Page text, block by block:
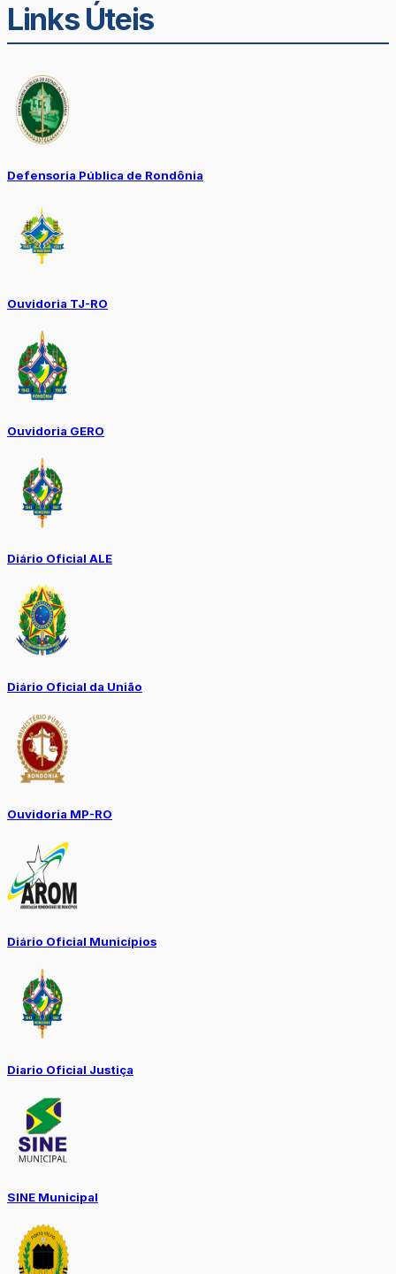
Links Úteis
Defensoria Pública de Rondônia
Ouvidoria TJ-RO
Ouvidoria GERO
Diário Oficial ALE
Diário Oficial da União
Ouvidoria MP-RO
Diário Oficial Municípios
Diario Oficial Justiça
SINE Municipal